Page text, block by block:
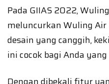
Pada GIIAS 2022,
meluncurkan Wuling
desain yang canggih,
ini cocok bagi Anda